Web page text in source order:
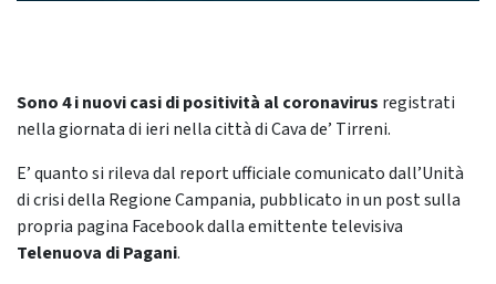
Sono 4 i nuovi casi di positività al coronavirus registrati
nella giornata di ieri nella città di Cava de’ Tirreni.
E’ quanto si rileva dal report ufficiale comunicato dall’Unità
di crisi della Regione Campania, pubblicato in un post sulla
propria pagina Facebook dalla emittente televisiva
Telenuova di Pagani.